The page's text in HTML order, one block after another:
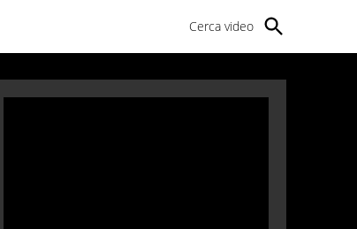
Cerca video